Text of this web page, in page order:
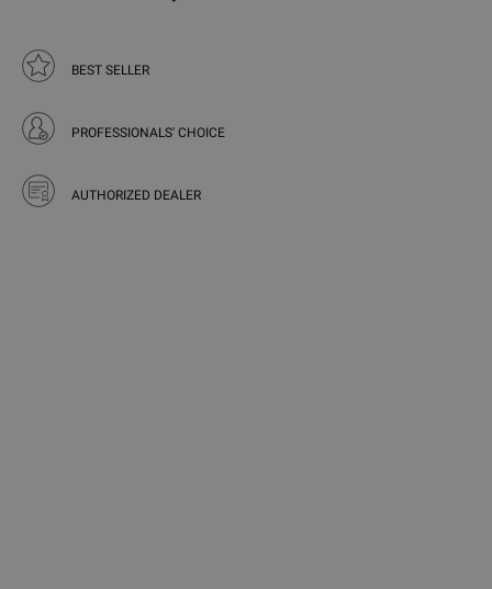
BEST SELLER
PROFESSIONALS' CHOICE
AUTHORIZED DEALER